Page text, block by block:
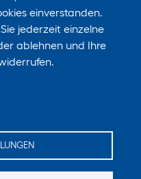
einverstanden.
jederzeit einzelne
ablehnen und Ihre